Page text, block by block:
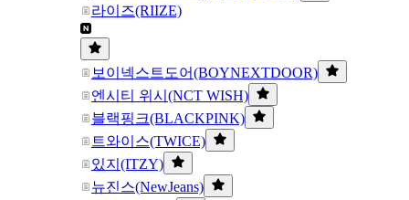
라이즈(RIIZE)
보이넥스트도어(BOYNEXTDOOR)
엔시티 위시(NCT WISH)
블랙핑크(BLACKPINK)
트와이스(TWICE)
있지(ITZY)
뉴진스(NewJeans)